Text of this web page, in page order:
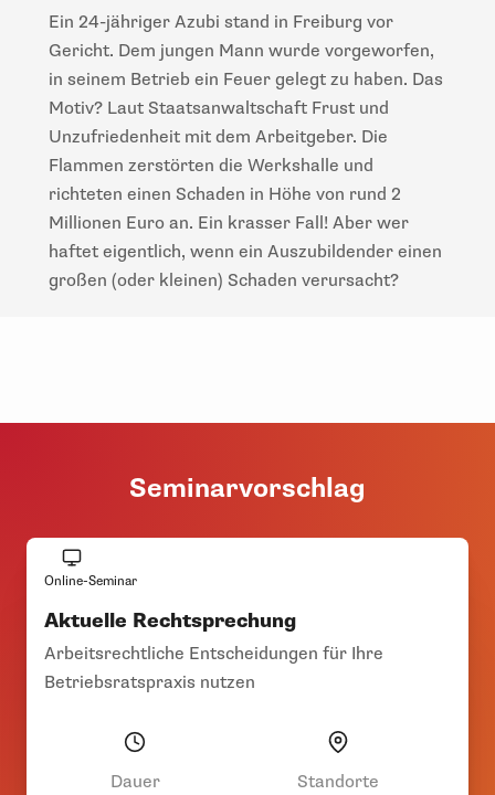
Ein 24-jähriger Azubi stand in Freiburg vor
Gericht. Dem jungen Mann wurde vorgeworfen,
in seinem Betrieb ein Feuer gelegt zu haben. Das
Motiv? Laut Staatsanwaltschaft Frust und
Unzufriedenheit mit dem Arbeitgeber. Die
Flammen zerstörten die Werkshalle und
richteten einen Schaden in Höhe von rund 2
Millionen Euro an. Ein krasser Fall! Aber wer
haftet eigentlich, wenn ein Auszubildender einen
großen (oder kleinen) Schaden verursacht?
Seminarvorschlag
Online-Seminar
Aktuelle Rechtsprechung
Arbeitsrechtliche Entscheidungen für Ihre
Betriebsratspraxis nutzen
Dauer
Standorte